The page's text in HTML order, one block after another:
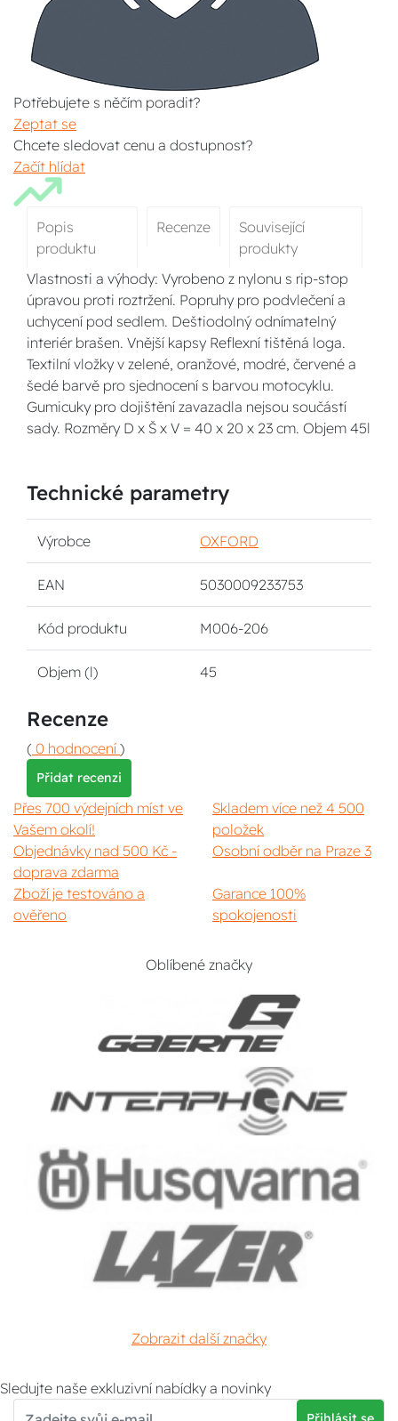
Potřebujete s něčím poradit?
Zeptat se
Chcete sledovat cenu a dostupnost?
Začít hlídat
Popis
produktu
Recenze
Související
produkty
Vlastnosti a výhody: Vyrobeno z nylonu s rip-stop
úpravou proti roztržení. Popruhy pro podvlečení a
uchycení pod sedlem. Deštiodolný odnímatelný
interiér brašen. Vnější kapsy Reflexní tištěná loga.
Textilní vložky v zelené, oranžové, modré, červené a
šedé barvě pro sjednocení s barvou motocyklu.
Gumicuky pro dojištění zavazadla nejsou součástí
sady. Rozměry D x Š x V = 40 x 20 x 23 cm. Objem 45l
Technické parametry
Výrobce OXFORD
EAN 5030009233753
Kód produktu M006-206
Objem (l) 45
Recenze
( 0 hodnocení )
Přidat recenzi
Přes 700 výdejních míst ve
Vašem okolí!
Skladem více než 4 500
položek
Objednávky nad 500 Kč -
doprava zdarma
Osobní odběr na Praze 3
Zboží je testováno a
ověřeno
Garance 100%
spokojenosti
Oblíbené značky
Zobrazit další značky
Sledujte naše exkluzivní nabídky a novinky